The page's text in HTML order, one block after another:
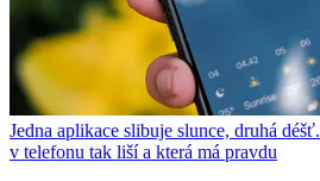
Jedna aplikace slibuje slunce, druhá
v telefonu tak liší a která má pravdu